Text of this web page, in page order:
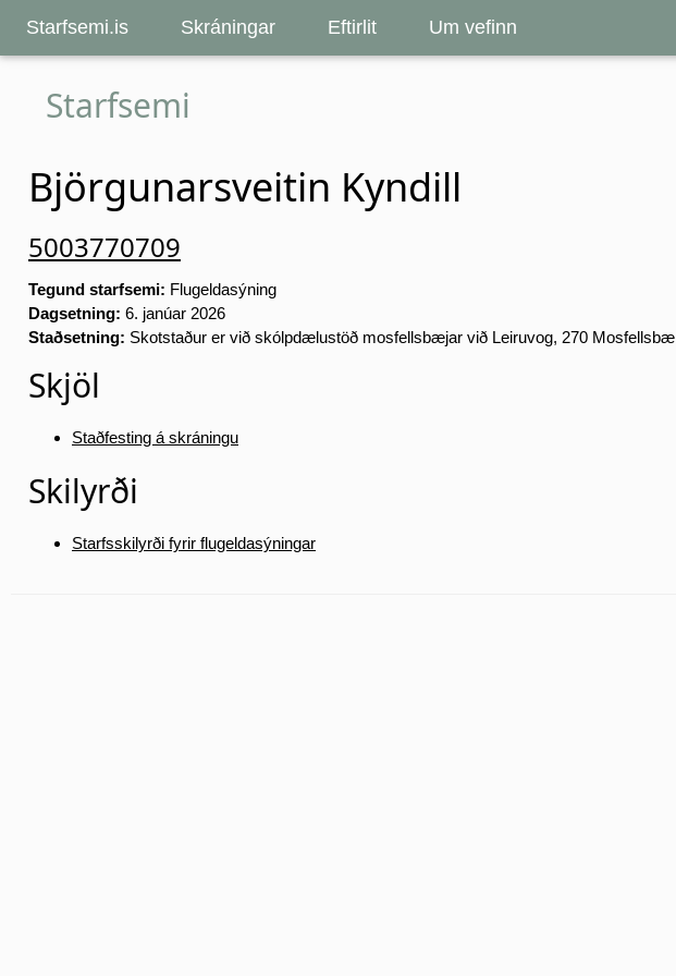
Starfsemi.is Skráningar Eftirlit Um vefinn
Starfsemi
Björgunarsveitin Kyndill
5003770709
Tegund starfsemi: Flugeldasýning
Dagsetning: 6. janúar 2026
Staðsetning: Skotstaður er við skólpdælustöð mosfellsbæjar við Leiruvog, 270 Mosfellsbæ
Skjöl
Staðfesting á skráningu
Skilyrði
Starfsskilyrði fyrir flugeldasýningar